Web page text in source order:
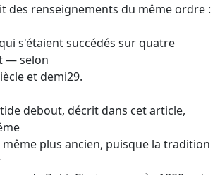
des renseignements du même ordre :
s'étaient succédés sur quatre
— selon
et demi29.
debout, décrit dans cet article,
plus ancien, puisque la tradition